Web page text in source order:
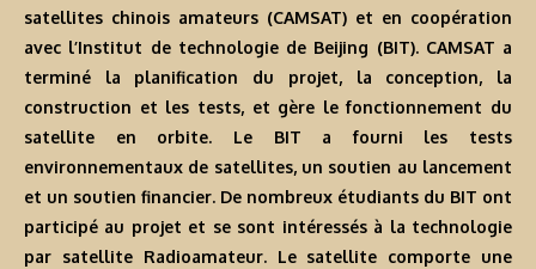
satellites chinois amateurs (CAMSAT) et en coopération
avec l’Institut de technologie de Beijing (BIT). CAMSAT a
terminé la planification du projet, la conception, la
construction et les tests, et gère le fonctionnement du
satellite en orbite. Le BIT a fourni les tests
environnementaux de satellites, un soutien au lancement
et un soutien financier. De nombreux étudiants du BIT ont
participé au projet et se sont intéressés à la technologie
par satellite Radioamateur. Le satellite comporte une